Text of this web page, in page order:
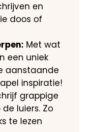
en
doos of
Met wat
een uniek
aanstaande
inspiratie!
grappige
luiers.​ Zo
te lezen